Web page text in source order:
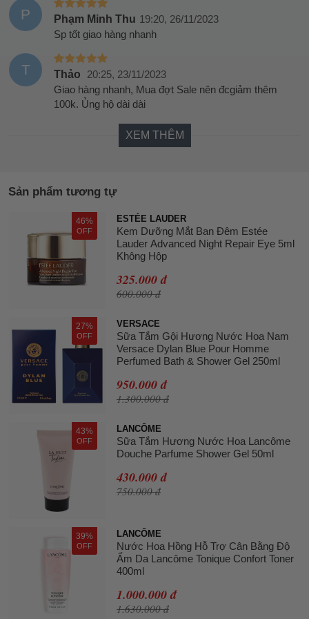
P Phạm Minh Thu 19:20, 26/11/2023
Sp tốt giao hàng nhanh
T Thảo
20:25, 23/11/2023
Giao hàng nhanh, Mua đợt Sale nên đcgiảm thêm
100k. Ủng hộ dài dài
XEM THÊM
Sản phẩm tương tự
46%
OFF
ESTÉE LAUDER
Kem Dưỡng Mắt Ban Đêm Estée
Lauder Advanced Night Repair Eye 5ml
Không Hộp
325.000 đ
600.000 đ
27%
OFF
VERSACE
Sữa Tắm Gội Hương Nước Hoa Nam
Versace Dylan Blue Pour Homme
Perfumed Bath & Shower Gel 250ml
950.000 đ
1.300.000 đ
43%
OFF
LANCÔME
Sữa Tắm Hương Nước Hoa Lancôme
Douche Parfume Shower Gel 50ml
430.000 đ
750.000 đ
39%
OFF
LANCÔME
Nước Hoa Hồng Hỗ Trợ Cân Bằng Độ
Ẩm Da Lancôme Tonique Confort Toner
400ml
1.000.000 đ
1.630.000 đ